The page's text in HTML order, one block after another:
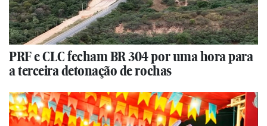
PRF e CLC fecham BR 304 por uma hora para
a terceira detonação de rochas